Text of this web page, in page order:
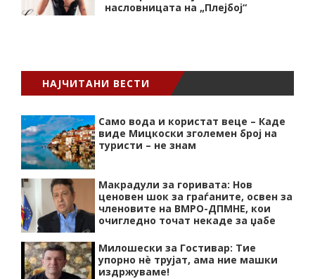
насловницата на „Плејбој“
НАЈЧИТАНИ ВЕСТИ
Само вода и користат веце – Каде
виде Мицкоски зголемен број на
туристи – не знам
Макрадули за горивата: Нов
ценовен шок за граѓаните, освен за
членовите на ВМРО-ДПМНЕ, кои
очигледно точат некаде за џабе
Милошески за Гостивар: Тие
упорно нѐ трујат, ама ние машки
издржуваме!